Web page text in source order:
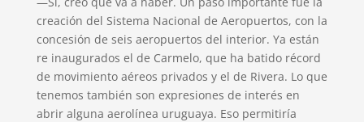
creación del Sistema Nacional de Aeropuertos, con la
concesión de seis aeropuertos del interior. Ya están
re inaugurados el de Carmelo, que ha batido récord
de movimiento aéreos privados y el de Rivera. Lo que
tenemos también son expresiones de interés en
abrir alguna aerolínea uruguaya. Eso permitiría